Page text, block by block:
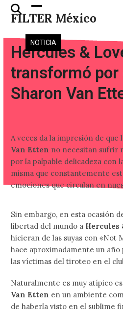
Skip
FILTER México
Open
mobile
menu
Close
mobile
menu
NOTICIA
Hercules &
transformó por
Sharon Van
A veces da la impresión de que
Van Etten no necesitan sufrir
por la palpable delicadeza con
misma que constantemente
emociones que circulan en
Sin embargo, en esta ocasión
libertad del mundo a Hercules
hicieran de las suyas con «Not
hace aproximadamente un
las víctimas del tiroteo en el
Naturalmente es muy atípico
Van Etten en un ambiente
de haberla visto en el sublime